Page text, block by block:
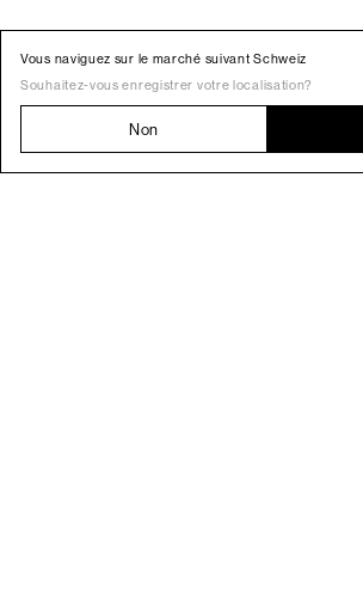
Vous naviguez sur le marché suivant Schweiz
Souhaitez-vous enregistrer votre localisation?
Non